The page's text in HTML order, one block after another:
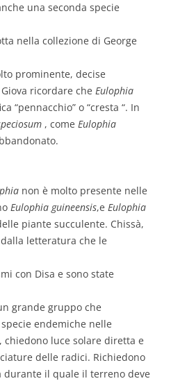
una seconda specie
nella collezione di George
prominente, decise
ricordare che Eulophia
“pennacchio” o “cresta “. In
, come Eulophia
non è molto presente nelle
Eulophia guineensis,e Eulophia
piante succulente. Chissà,
letteratura che le
con Disa e sono state
grande gruppo che
endemiche nelle
luce solare diretta e
delle radici. Richiedono
durante il quale il terreno deve